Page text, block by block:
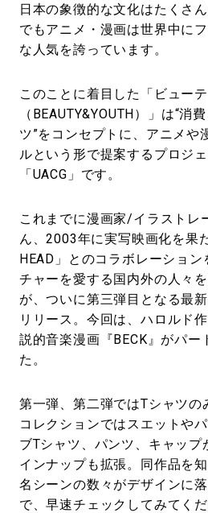
日本の象徴的な文化はたくさ
でもアニメ・漫画は世界中に
な人気を誇っています。
このことに着目した「ビュー
（BEAUTY&YOUTH）」は“消
ツ”をコンセプトに、アニメや
ルという形で提案するプロジ
「UACG」です。
これまでに漫画家/イラストレ
ん、2003年に実写映画化を果
HEAD」とのコラボレーショ
チャーを愛する国内外の人々
が、ついに第三弾目となる最
リリース。今回は、ハロルド
説的音楽漫画『BECK』がパー
た。
第一弾、第二弾ではTシャツの
コレクションではスエットや
ブTシャツ、パンツ、キャップ
インナップも拡張。同作品を
名シーンの数々がデザインに
で、早速チェックしてみてくだ